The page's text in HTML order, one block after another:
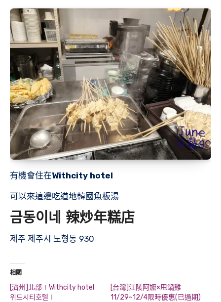
有機會住在Withcity hotel
可以來這邊吃道地韓國魚板湯
금동이네 辣炒年糕店
제주 제주시 노형동 930
相關
[濟州]北部∣Withcity hotel
위드시티호텔∣
[台灣]江陵阿嬤×甩鍋雞
11/29~12/4限時優惠(已過期)